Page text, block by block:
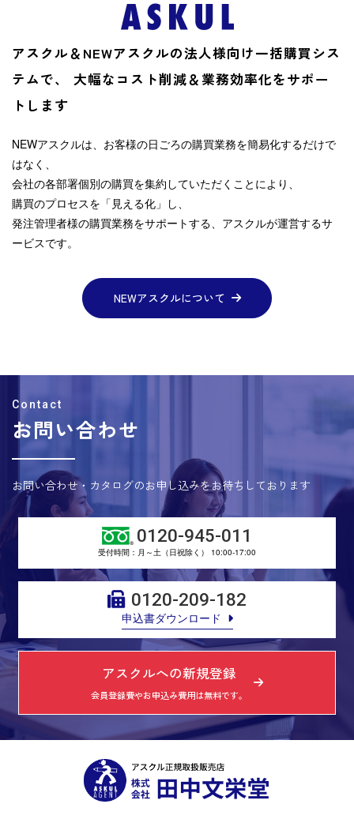
アスクル＆NEWアスクルの法人様向け一括購買シス
テムで、
大幅なコスト削減＆業務効率化をサポー
トします
NEWアスクルは、お客様の日ごろの購買業務を簡易化するだけで
はなく、
会社の各部署個別の購買を集約していただくことにより、
購買のプロセスを「見える化」し、
発注管理者様の購買業務をサポートする、アスクルが運営するサ
ービスです。
NEWアスクルについて
お問い合わせ
お問い合わせ・カタログのお申し込みをお待ちしております
0120-945-011
受付時間：月～土（日祝除く） 10:00-17:00
0120-209-182
申込書ダウンロード
アスクルへの新規登録
会員登録費やお申込み費用は無料です。